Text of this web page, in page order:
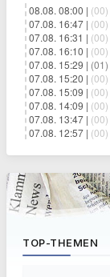
08.08. 08:00 | (00)
07.08. 16:47 | (00)
07.08. 16:31 | (00)
07.08. 16:10 | (00)
07.08. 15:29 | (01)
07.08. 15:20 | (00)
07.08. 15:09 | (00)
07.08. 14:09 | (00)
07.08. 13:47 | (00)
07.08. 12:57 | (00)
TOP-THEMEN